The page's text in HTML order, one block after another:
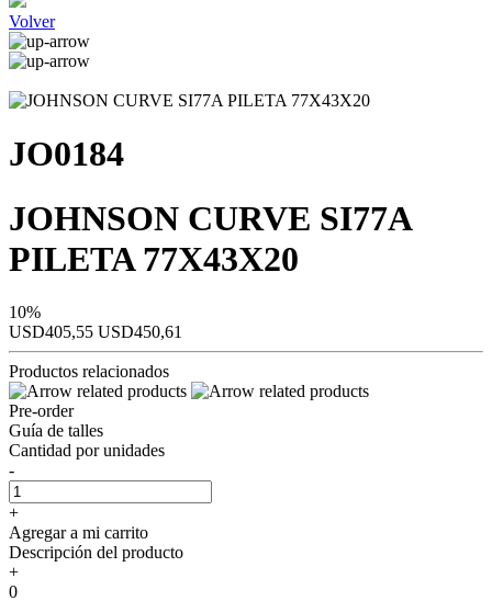
Volver
JO0184
JOHNSON CURVE SI77A
PILETA 77X43X20
10%
USD405,55 USD450,61
Productos relacionados
Pre-order
Guía de talles
Cantidad por unidades
-
+
Agregar a mi carrito
Descripción del producto
+
0